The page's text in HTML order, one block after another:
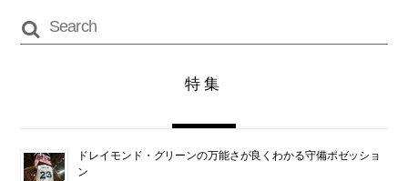
特集
ドレイモンド・グリーンの万能さが良くわかる守備ポゼッショ
ン